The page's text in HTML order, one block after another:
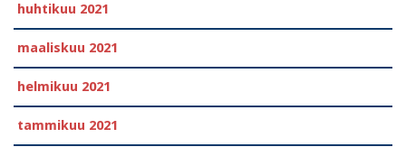
huhtikuu 2021
maaliskuu 2021
helmikuu 2021
tammikuu 2021